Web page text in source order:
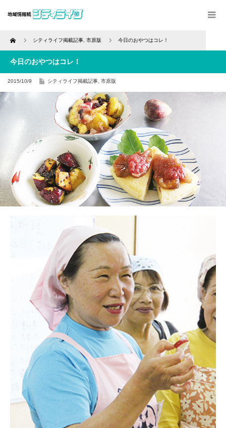
Home シティライフ掲載記事 市原版 今日のおやつはコレ！
今日のおやつはコレ！
2015/10/9 シティライフ掲載記事 市原版